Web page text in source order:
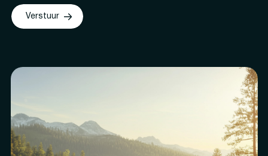
Verstuur